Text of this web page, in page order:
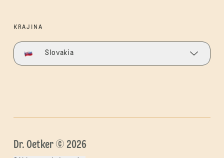
KRAJINA
Slovakia
Dr. Oetker © 2026